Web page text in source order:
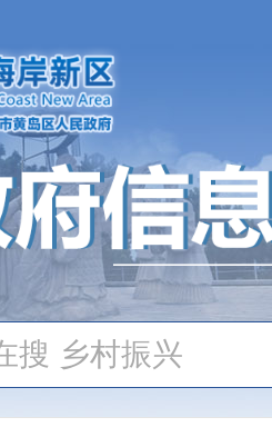
监管信息
执法公示
监管
品质量监管
品药品监管
食品生产经营监
特殊食品生产经